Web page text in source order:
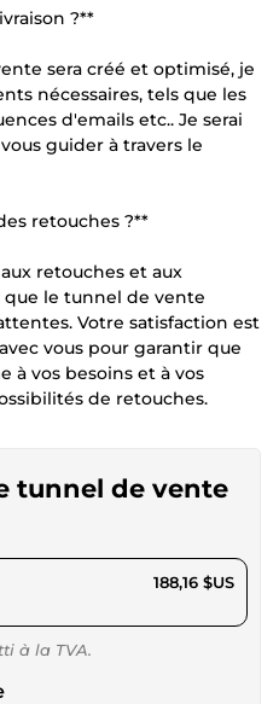
?**
sera créé et optimisé, je
nécessaires, tels que les
d'emails etc.. Je serai
guider à travers le
retouches ?**
retouches et aux
le tunnel de vente
Votre satisfaction est
vous pour garantir que
à vos besoins et à vos
de retouches.
tunnel de vente
$US 188,16 $US
à la TVA.